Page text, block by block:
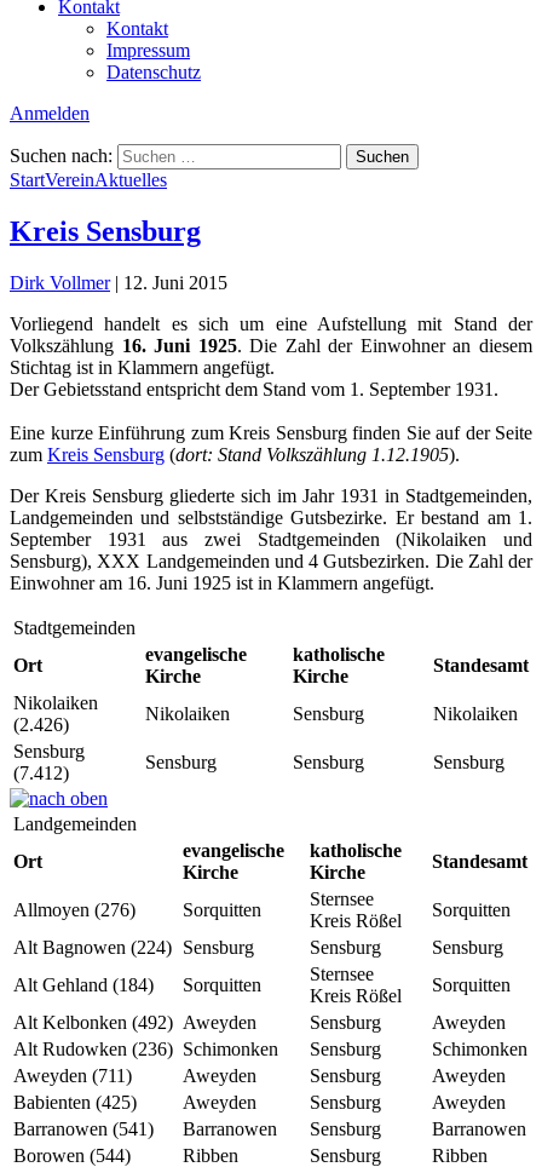
Kontakt
Kontakt
Impressum
Datenschutz
Anmelden
Suchen nach:
StartVereinAktuelles
Kreis Sensburg
Dirk Vollmer | 12. Juni 2015
Vorliegend handelt es sich um eine Aufstellung mit Stand der
Volkszählung 16. Juni 1925. Die Zahl der Einwohner an diesem
Stichtag ist in Klammern angefügt.
Der Gebietsstand entspricht dem Stand vom 1. September 1931.
Eine kurze Einführung zum Kreis Sensburg finden Sie auf der Seite
zum Kreis Sensburg (dort: Stand Volkszählung 1.12.1905).
Der Kreis Sensburg gliederte sich im Jahr 1931 in Stadtgemeinden,
Landgemeinden und selbstständige Gutsbezirke. Er bestand am 1.
September 1931 aus zwei Stadtgemeinden (Nikolaiken und
Sensburg), XXX Landgemeinden und 4 Gutsbezirken. Die Zahl der
Einwohner am 16. Juni 1925 ist in Klammern angefügt.
Stadtgemeinden
Ort
evangelische
Kirche
katholische
Kirche
Standesamt
Nikolaiken
(2.426)
Nikolaiken Sensburg
Nikolaiken
Sensburg
(7.412)
Sensburg Sensburg Sensburg
Landgemeinden
Ort
evangelische
Kirche
katholische
Kirche
Standesamt
Allmoyen (276) Sorquitten
Sternsee
Kreis Rößel
Sorquitten
Alt Bagnowen (224) Sensburg Sensburg
Sensburg
Alt Gehland (184)
Sorquitten
Sternsee
Kreis Rößel
Sorquitten
Alt Kelbonken (492) Aweyden Sensburg
Aweyden
Alt Rudowken (236) Schimonken Sensburg
Schimonken
Aweyden (711)
Aweyden Sensburg
Aweyden
Babienten (425)
Aweyden Sensburg
Aweyden
Barranowen (541)
Barranowen Sensburg
Barranowen
Borowen (544)
Ribben Sensburg
Ribben